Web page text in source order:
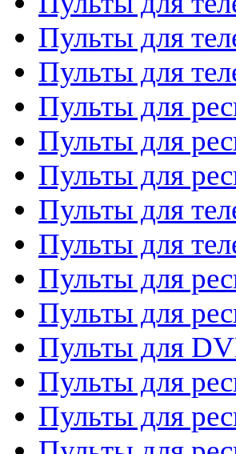
Пульты для
Пульты для
Пульты для
Пульты для
Пульты для
Пульты для
Пульты для
Пульты для
Пульты для
Пульты для
Пульты для
Пульты для